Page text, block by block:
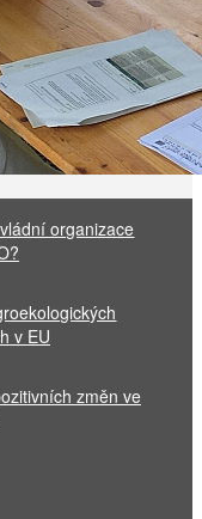
organizace
v EU
změn ve